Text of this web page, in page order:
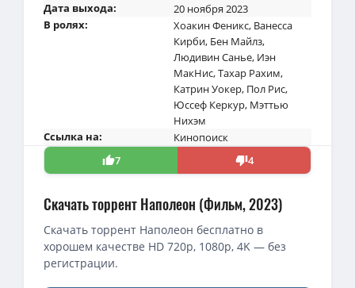
Дата выхода:
20 ноября 2023
В ролях:
Хоакин Феникс, Ванесса
Кирби, Бен Майлз,
Людивин Санье, Иэн
МакНис,Тахар Рахим,
Катрин Уокер, Пол Рис,
Юссеф Керкур, Мэттью
Нихэм
Ссылка на:
Кинопоиск
7
4
Скачать торрент Наполеон (Фильм, 2023)
Скачать торрент Наполеон бесплатно в
хорошем качестве HD 720p, 1080p, 4K — без
регистрации.